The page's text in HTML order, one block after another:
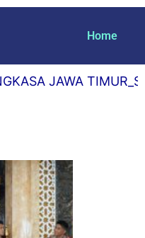
Home
JAWA